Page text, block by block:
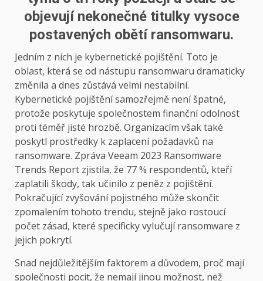
objevují nekonečné titulky vysoce
postavených obětí ransomwaru.
Jedním z nich je kybernetické pojištění. Toto je
oblast, která se od nástupu ransomwaru dramaticky
změnila a dnes zůstává velmi nestabilní.
Kybernetické pojištění samozřejmě není špatné,
protože poskytuje společnostem finanční odolnost
proti téměř jisté hrozbě. Organizacím však také
poskytl prostředky k zaplacení požadavků na
ransomware. Zpráva Veeam 2023 Ransomware
Trends Report zjistila, že 77 % respondentů, kteří
zaplatili škody, tak učinilo z peněz z pojištění.
Pokračující zvyšování pojistného může skončit
zpomalením tohoto trendu, stejně jako rostoucí
počet zásad, které specificky vylučují ransomware z
jejich pokrytí.
Snad nejdůležitějším faktorem a důvodem, proč mají
společnosti pocit, že nemají jinou možnost, než